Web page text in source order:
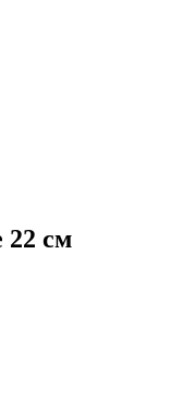
22 см